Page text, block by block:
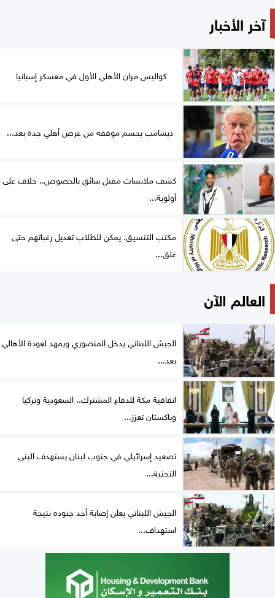
آخر الأخبار
كواليس مران الأهلي الأول في معسكر إسبانيا
ديشامب يحسم موقفه من عرض أهلي جدة بعد...
كشف ملابسات مقتل سائق بالخصوص.. خلاف على
أولوية...
مكتب التنسيق: يمكن للطلاب تعديل رغباتهم حتى
غلق...
العالم الآن
الجيش اللبناني يدخل المنصوري ويمهد لعودة الأهالي
بعد...
اتفاقية مكة للدفاع المشترك.. السعودية وتركيا
وباكستان تعزز...
تصعيد إسرائيلي في جنوب لبنان يستهدف البنى
التحتية...
الجيش اللبناني يعلن إصابة أحد جنوده نتيجة
استهداف...